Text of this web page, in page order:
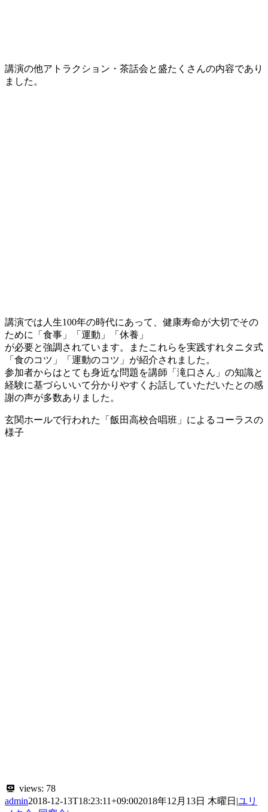
講演の他アトラクション・茶話会と盛たくさんの内容であり
ました。
講演では人生100年の時代にあって、健康寿命が大切でその
ために「食事」「運動」「休養」
が必要と強調されています。またこれらを実践すれタニタ式
「食のコツ」「運動のコツ」が紹介されました。
参加者からはとても身近な問題を講師「滝口さん」の知識と
経験に基づらいいて分かりやすくお話していただいたとの感
謝の声が多数ありました。
玄関ホールで行われた「飯田高校合唱班」によるコーラスの
様子
views: 78
admin2018-12-13T18:23:11+09:002018年12月13日 木曜日 |ユリ